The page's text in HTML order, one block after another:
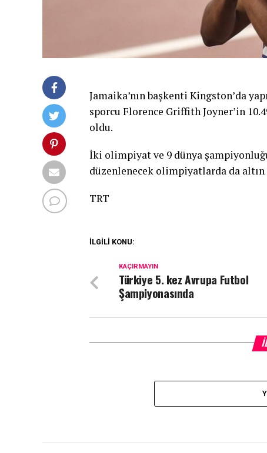
Jamaika’nın başkenti Kingston’da
sporcu Florence Griffith Joyner’in
oldu.
İki olimpiyat ve 9 dünya
düzenlenecek olimpiyatlarda da altın
TRT
İLGİLİ KONU:
KAÇIRMAYIN
Türkiye 5. kez Avrupa Futbol
Şampiyonasında